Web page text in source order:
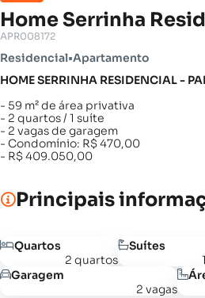
Home Serrinha
APR008172
Residencial•Apartamento
HOME SERRINHA RESIDENCIAL -
- 59 m² de área privativa
- 2 quartos / 1 suíte
- 2 vagas de garagem
- Condomínio: R$ 470,00
- R$ 409.050,00
Principais
Quartos
2 quartos
Suítes
Garagem
2 vagas